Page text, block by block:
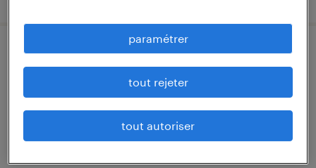
approvisionneur/acheteur (f/h)
bourogne, territoire de belfort
intérim
45 000 € par année
paramétrer
tout rejeter
tout autoriser